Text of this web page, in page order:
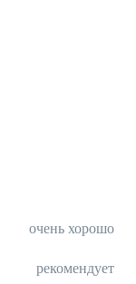
очень хорошо
рекомендует